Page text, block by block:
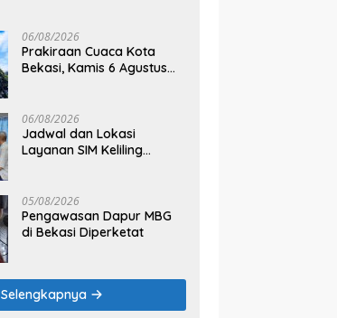
06/08/2026
Prakiraan Cuaca Kota
Bekasi, Kamis 6 Agustus
06/08/2026
Jadwal dan Lokasi
Layanan SIM Keliling
05/08/2026
Pengawasan Dapur MBG
di Bekasi Diperketat
Selengkapnya